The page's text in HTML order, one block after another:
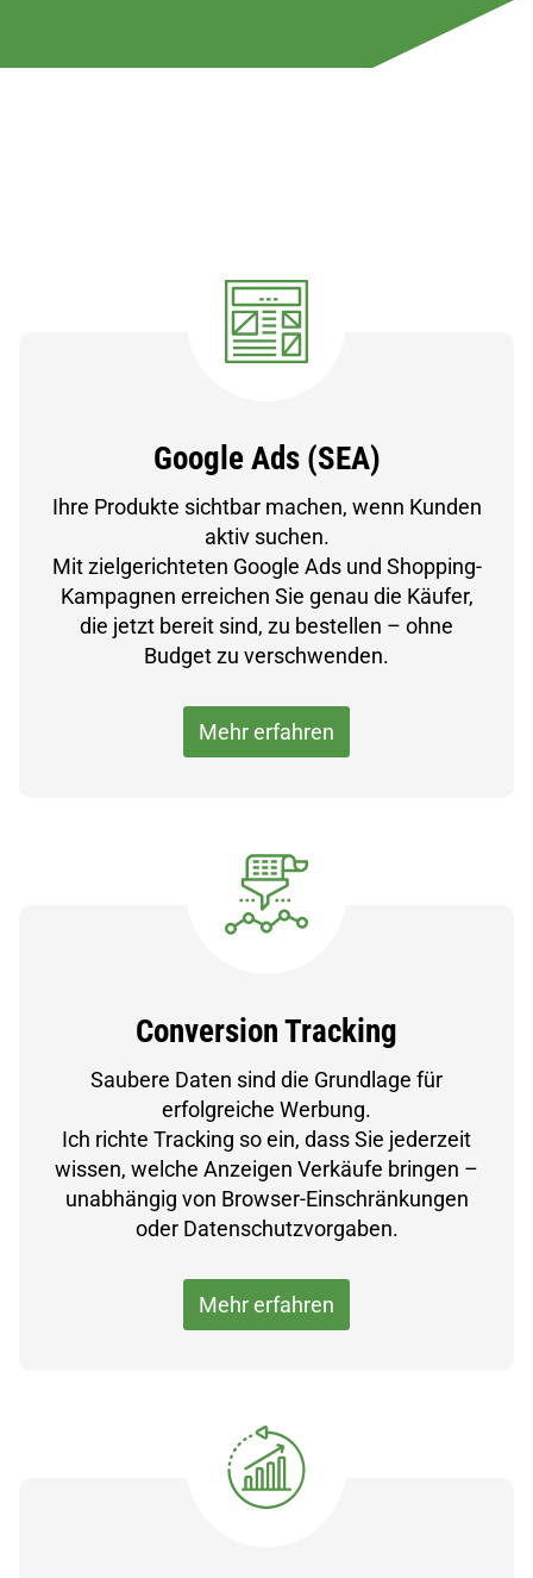
Google Ads (SEA)
Ihre Produkte sichtbar machen, wenn Kunden
aktiv suchen.
Mit zielgerichteten Google Ads und Shopping-
Kampagnen erreichen Sie genau die Käufer,
die jetzt bereit sind, zu bestellen – ohne
Budget zu verschwenden.
Mehr erfahren
Conversion Tracking
Saubere Daten sind die Grundlage für
erfolgreiche Werbung.
Ich richte Tracking so ein, dass Sie jederzeit
wissen, welche Anzeigen Verkäufe bringen –
unabhängig von Browser-Einschränkungen
oder Datenschutzvorgaben.
Mehr erfahren